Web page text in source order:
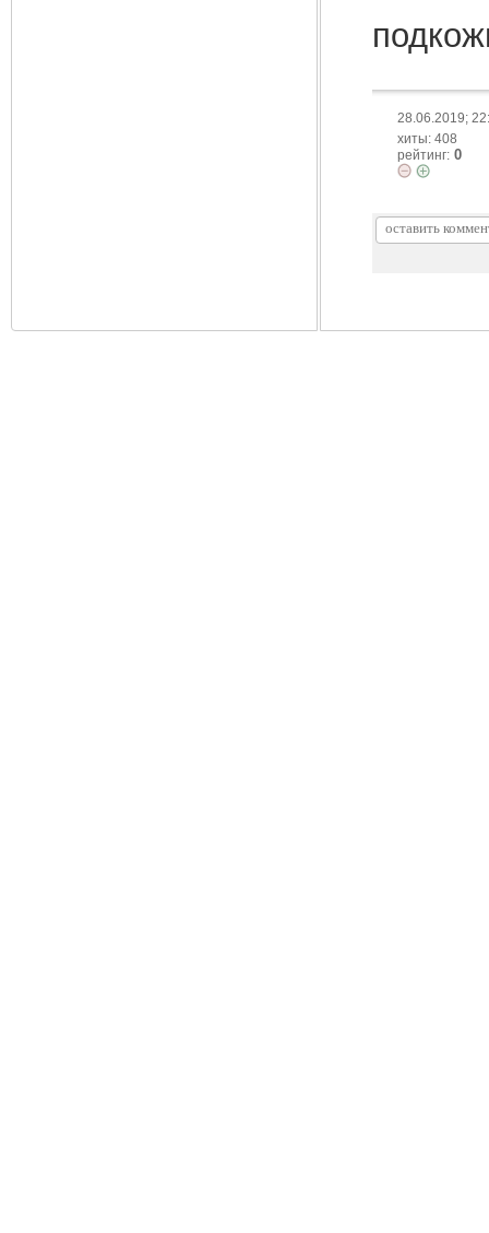
28.06.2019;
хиты: 408
рейтинг: 0